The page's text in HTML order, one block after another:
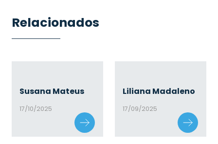
Relacionados
Susana Mateus
17/10/2025
Liliana Madaleno
17/09/2025